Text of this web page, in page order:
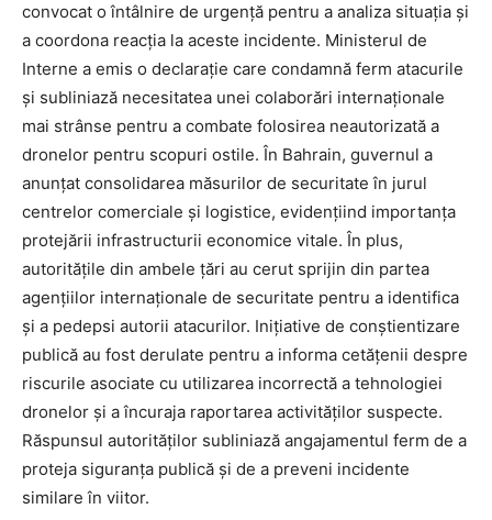
convocat o întâlnire de urgență pentru a analiza situația și
a coordona reacția la aceste incidente. Ministerul de
Interne a emis o declarație care condamnă ferm atacurile
și subliniază necesitatea unei colaborări internaționale
mai strânse pentru a combate folosirea neautorizată a
dronelor pentru scopuri ostile. În Bahrain, guvernul a
anunțat consolidarea măsurilor de securitate în jurul
centrelor comerciale și logistice, evidențiind importanța
protejării infrastructurii economice vitale. În plus,
autoritățile din ambele țări au cerut sprijin din partea
agențiilor internaționale de securitate pentru a identifica
și a pedepsi autorii atacurilor. Inițiative de conștientizare
publică au fost derulate pentru a informa cetățenii despre
riscurile asociate cu utilizarea incorrectă a tehnologiei
dronelor și a încuraja raportarea activităților suspecte.
Răspunsul autorităților subliniază angajamentul ferm de a
proteja siguranța publică și de a preveni incidente
similare în viitor.